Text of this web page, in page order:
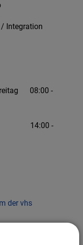
Integration
08:00 -
Do 14:00 -
der vhs